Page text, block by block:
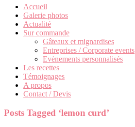
Accueil
Galerie photos
Actualité
Sur commande
Gâteaux et mignardises
Entreprises / Corporate events
Evènements personnalisés
Les recettes
Témoignages
A propos
Contact / Devis
Posts Tagged ‘lemon curd’